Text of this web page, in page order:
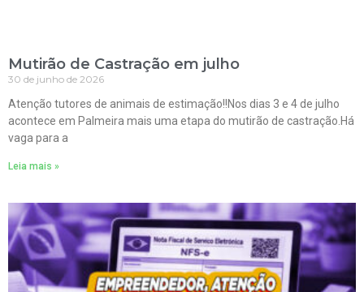
Mutirão de Castração em julho
30 de junho de 2026
Atenção tutores de animais de estimação!!Nos dias 3 e 4 de julho
acontece em Palmeira mais uma etapa do mutirão de castração.Há
vaga para a
Leia mais »